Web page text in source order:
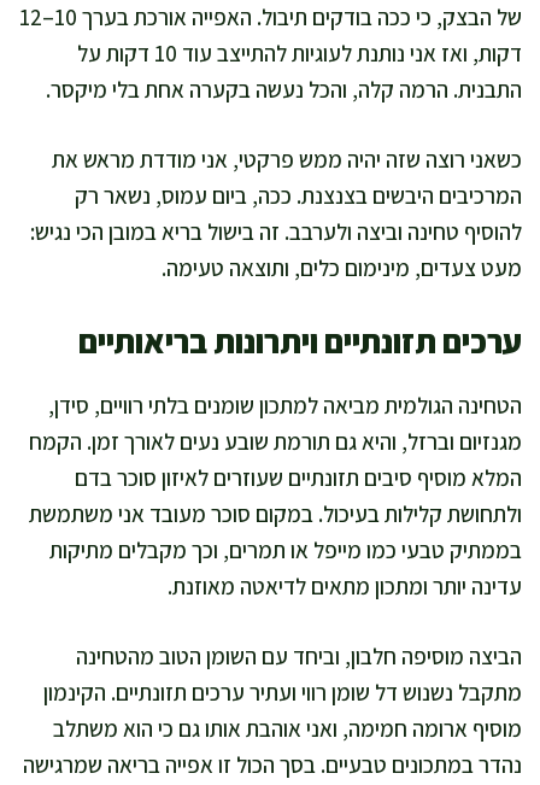
של הבצק, כי ככה בודקים תיבול. האפייה אורכת בערך 10–12
דקות, ואז אני נותנת לעוגיות להתייצב עוד 10 דקות על
התבנית. הרמה קלה, והכל נעשה בקערה אחת בלי מיקסר.
כשאני רוצה שזה יהיה ממש פרקטי, אני מודדת מראש את
המרכיבים היבשים בצנצנת. ככה, ביום עמוס, נשאר רק
להוסיף טחינה וביצה ולערבב. זה בישול בריא במובן הכי נגיש:
מעט צעדים, מינימום כלים, ותוצאה טעימה.
ערכים תזונתיים ויתרונות בריאותיים
הטחינה הגולמית מביאה למתכון שומנים בלתי רוויים, סידן,
מגנזיום וברזל, והיא גם תורמת שובע נעים לאורך זמן. הקמח
המלא מוסיף סיבים תזונתיים שעוזרים לאיזון סוכר בדם
ולתחושת קלילות בעיכול. במקום סוכר מעובד אני משתמשת
בממתיק טבעי כמו מייפל או תמרים, וכך מקבלים מתיקות
עדינה יותר ומתכון מתאים לדיאטה מאוזנת.
הביצה מוסיפה חלבון, וביחד עם השומן הטוב מהטחינה
מתקבל נשנוש דל שומן רווי ועתיר ערכים תזונתיים. הקינמון
מוסיף ארומה חמימה, ואני אוהבת אותו גם כי הוא משתלב
נהדר במתכונים טבעיים. בסך הכול זו אפייה בריאה שמרגישה